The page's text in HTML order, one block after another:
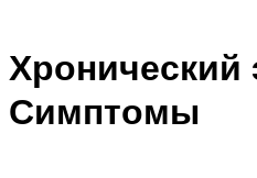
Хронический
Симптомы